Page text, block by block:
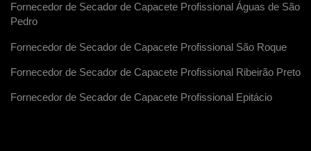
Fornecedor de Secador de Capacete Profissional Águas de São
Pedro
Fornecedor de Secador de Capacete Profissional São Roque
Fornecedor de Secador de Capacete Profissional Ribeirão Preto
Fornecedor de Secador de Capacete Profissional Epitácio